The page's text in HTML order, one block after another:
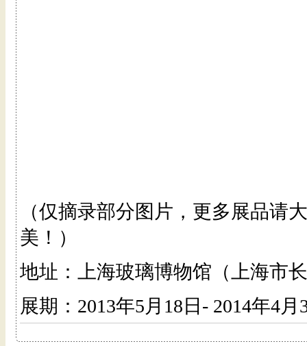
（仅摘录部分图片，更多展品请
美！）
地址：上海玻璃博物馆（上海市
展期：2013年5月18日- 2014年4月